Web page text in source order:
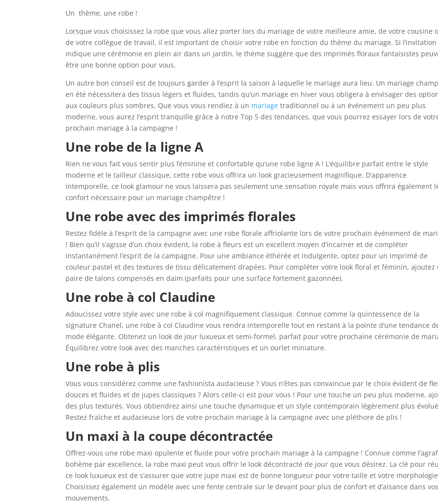
Un thème, une robe !
Lorsque vous choisissez la robe que vous allez porter lors du mariage de votre meilleure amie, de votre cousine
de votre collègue de travail, il est important de choisir votre robe en fonction du thème du mariage. Si l’invitation
indique une cérémonie en plein air dans un jardin, le thème suggère que des imprimés floraux fantaisistes
être une bonne option pour vous.
Un autre bon conseil est de toujours garder à l’esprit la saison à laquelle le mariage aura lieu. Un mariage
en été nécessitera des tissus légers et fluides, tandis qu’un mariage en hiver vous obligera à envisager des
aux couleurs plus sombres. Que vous vous rendiez à un mariage traditionnel ou à un événement un peu plus
moderne, vous aurez l’esprit tranquille grâce à notre Top 5 des tendances, que vous pourrez essayer lors de
prochain mariage à la campagne !
Une robe de la ligne A
Rien ne vous fait vous sentir plus féminine et confortable qu’une robe ligne A ! L’équilibre parfait entre le style
moderne et le tailleur classique, cette robe vous offrira un look gracieusement magnifique. D’apparence
intemporelle, ce look glamour ne vous laissera pas seulement une sensation royale mais vous offrira également
confort nécessaire pour un mariage champêtre !
Une robe avec des imprimés florales
Restez fidèle à l’esprit de la campagne avec une robe florale affriolante lors de votre prochain événement de
! Bien qu’il s’agisse d’un choix évident, la robe à fleurs est un excellent moyen d’incarner et de compléter
instantanément l’esprit de la campagne. Pour une ambiance éthérée et indulgente, optez pour un imprimé de
couleur pastel et des textures de tissu délicatement drapées. Pour compléter votre look floral et féminin, ajoutez
paire de talons compensés en daim (parfaits pour une surface fortement gazonnée).
Une robe à col Claudine
Adoucissez votre style avec une robe à col magnifiquement classique. Connue comme la quintessence de la
signature Chanel, une robe à col Claudine vous rendra intemporelle tout en restant à la pointe d’une tendance
mode élégante. Obtenez un look de jour luxueux et semi-formel, parfait pour votre prochaine cérémonie de
Équilibrez votre look avec des manches caractéristiques et un ourlet miniature.
Une robe à plis
Vous vous considérez comme une fashionista audacieuse ? Vous n’êtes pas convaincue par le choix évident de
douces et fluides et de jupes classiques ? Alors celle-ci est pour vous ! Pour une touche un peu plus moderne,
des plus texturés. Vous obtiendrez ainsi une touche dynamique et un style contemporain légèrement plus
Restez fraîche et audacieuse lors de votre prochain mariage à la campagne avec une pléthore de plis !
Un maxi à la coupe décontractée
Offrez-vous une robe maxi opulente et fluide pour votre prochain mariage à la campagne ! Connue comme
bohème par excellence, la robe maxi peut vous offrir le look décontracté de jour que vous désirez. La clé pour
ce look luxueux est de s’assurer que votre jupe maxi est de bonne longueur pour votre taille et votre
Choisissez également un modèle avec une fente centrale sur le devant pour plus de confort et d’aisance dans vos
mouvements.